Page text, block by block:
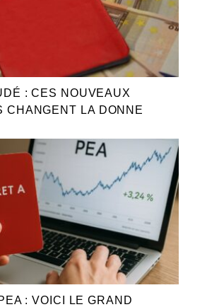
: CES NOUVEAUX
CHANGENT LA DONNE
: VOICI LE GRAND